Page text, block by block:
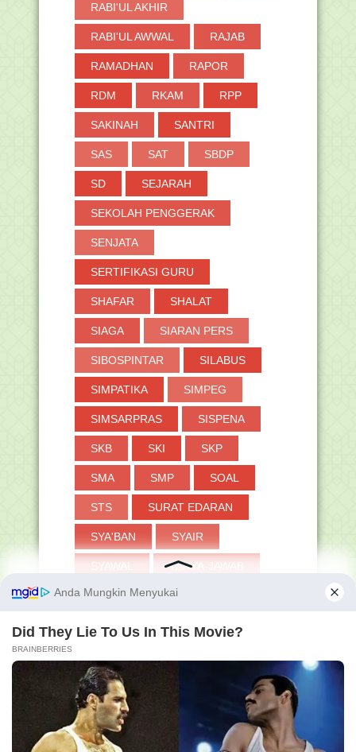
RABI'UL AKHIR
RABI'UL AWWAL RAJAB
RAMADHAN RAPOR
RDM RKAM RPP
SAKINAH SANTRI
SAS SAT SBDP
SD SEJARAH
SEKOLAH PENGGERAK
SENJATA
SERTIFIKASI GURU
SHAFAR SHALAT
SIAGA SIARAN PERS
SIBOSPINTAR SILABUS
SIMPATIKA SIMPEG
SIMSARPRAS SISPENA
SKB SKI SKP
SMA SMP SOAL
STS SURAT EDARAN
SYA'BAN SYAIR
SYAWAL TANYA-JAWAB
TAPERA TASAWUF
TAUHID THAHARAH
TPG TRIK
TWIBBON
UJIAN UMRAH